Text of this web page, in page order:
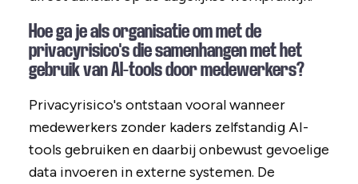
Hoe ga je als organisatie om met de
privacyrisico's die samenhangen met het
gebruik van AI-tools door medewerkers?
Privacyrisico's ontstaan vooral wanneer
medewerkers zonder kaders zelfstandig AI-
tools gebruiken en daarbij onbewust gevoelige
data invoeren in externe systemen. De